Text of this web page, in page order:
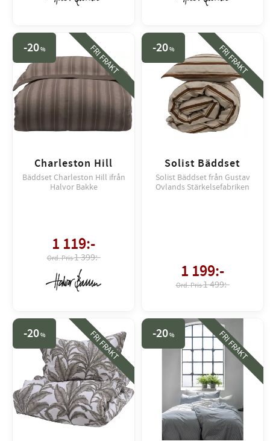
Charleston Hill
Bäddset Charleston Hill ifrån
Halvor Bakke
1 119:-
1 399:-
20% FRI FRAKT
Solist Bäddset
Solist Bäddset från Gustav
Ovlands Stärkelsefabriken
1 199:-
1 499:-
20% FRI FRAKT
20% FRI FRAKT 20% FRI FRAKT